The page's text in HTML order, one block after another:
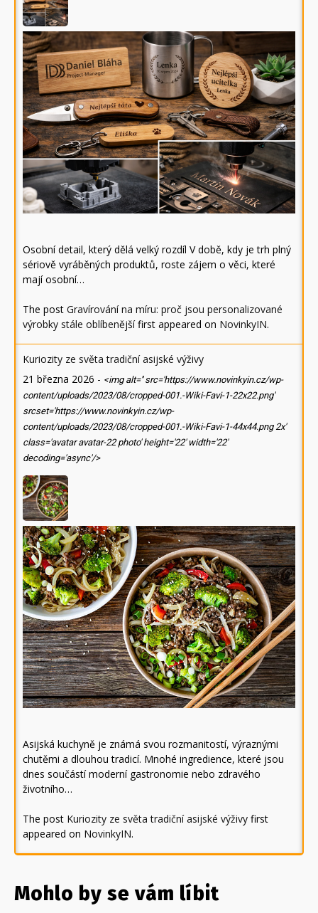
Osobní detail, který dělá velký rozdíl V době, kdy je trh plný
sériově vyráběných produktů, roste zájem o věci, které
mají osobní…
The post Gravírování na míru: proč jsou personalizované
výrobky stále oblíbenějšífirst appeared on NovinkyIN.
Kuriozity ze světa tradiční asijské výživy
21 března 2026 - <img alt='' src='https://www.novinkyin.cz/wp-
content/uploads/2023/08/cropped-001.-Wiki-Favi-1-22x22.png'
srcset='https://www.novinkyin.cz/wp-
content/uploads/2023/08/cropped-001.-Wiki-Favi-1-44x44.png 2x'
class='avatar avatar-22 photo' height='22' width='22'
decoding='async'/>
Asijská kuchyně je známá svou rozmanitostí, výraznými
chutěmi a dlouhou tradicí. Mnohé ingredience, které jsou
dnes součástí moderní gastronomie nebo zdravého
životního…
The post Kuriozity ze světa tradiční asijské výživy first
appeared on NovinkyIN.
Mohlo by se vám líbit